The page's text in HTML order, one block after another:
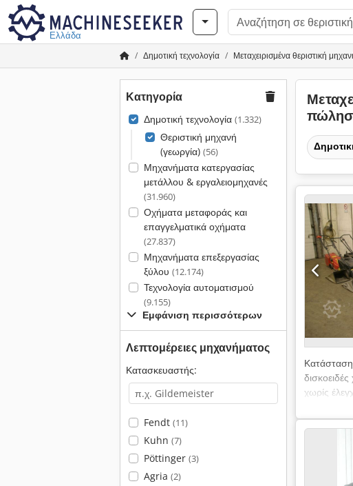
Ελλάδα
Δημοτική τεχνολογία Μεταχειρισμένα θεριστική
Κατηγορία
Δημοτική τεχνολογία (1.332)
Θεριστική μηχανή
(γεωργία) (56)
Μηχανήματα κατεργασίας
μετάλλου & εργαλειομηχανές
(31.960)
Οχήματα μεταφοράς και
επαγγελματικά οχήματα
(27.837)
Μηχανήματα επεξεργασίας
ξύλου (12.174)
Τεχνολογία αυτοματισμού
(9.155)
Εμφάνιση περισσότερων
Λεπτομέρειες μηχανήματος
Κατασκευαστής:
Fendt (11)
Kuhn (7)
Pöttinger (3)
Agria (2)
χωρίς
E451,